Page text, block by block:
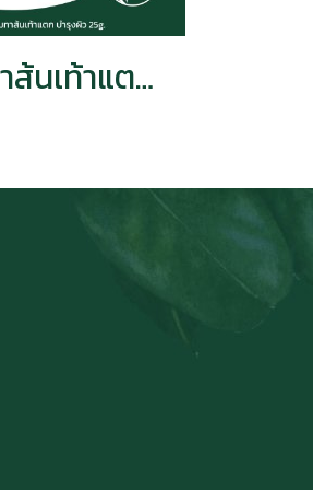
ครีมทาส้นเท้าแตก บำรุงเท้า สมุนไพร ภูมิพฤกษา CODE : 9328